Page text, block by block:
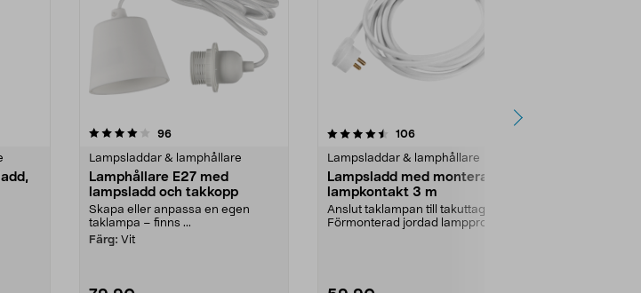
96recensioner
Lampsladdar & lamphållare
Lamphållare E27 med
lampsladd och takkopp
Skapa eller anpassa en egen
taklampa – finns ...
Färg: Vit
4.5 av 5 stjärnor 106recensioner
Lampsladdar & lamphållare
Lampsladd med monterad
lampkontakt 3 m
Anslut taklampan till takuttaget.
Förmonterad jordad lamppropp i
4.5 av 5 stjärnor